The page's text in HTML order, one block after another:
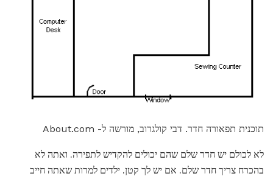
תוכנית תפאורה חדר. דבי קולגרוב, מורשה ל- About.com
לא לכולם יש חדר שלם שהם יכולים להקדיש לתפירה. ואתה לא
בהכרח צריך חדר שלם. אם יש לך קטן. ילדים למרות שאתה חייב